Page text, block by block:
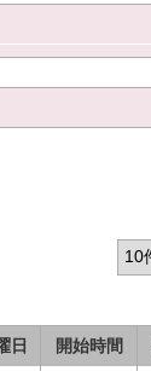
日 開始時間